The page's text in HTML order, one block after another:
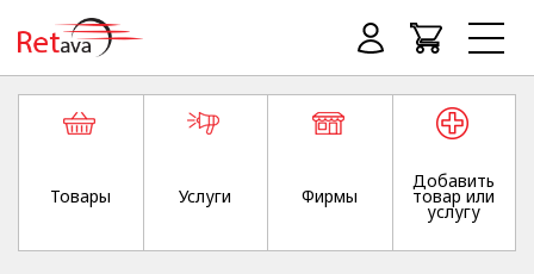
Товары Услуги Фирмы
Добавить
товар или
услугу